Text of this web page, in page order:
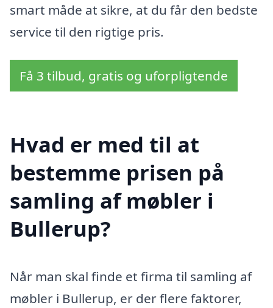
smart måde at sikre, at du får den bedste
service til den rigtige pris.
Få 3 tilbud, gratis og uforpligtende
Hvad er med til at
bestemme prisen på
samling af møbler i
Bullerup?
Når man skal finde et firma til samling af
møbler i Bullerup, er der flere faktorer,